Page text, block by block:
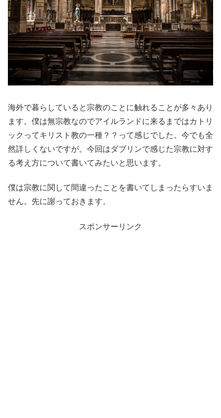
海外で暮らしていると宗教のことに触れることが多々あり
ます。僕は無宗教なのでアイルランドに来るまではカトリ
ックってキリスト教の一種？？って感じでした。今でも全
然詳しくないですが。今回はダブリンで感じた宗教に対す
る考え方について書いてみたいと思います。
僕は宗教に関して間違ったことを書いてしまったらすいま
せん。先に謝っておきます。
スポンサーリンク